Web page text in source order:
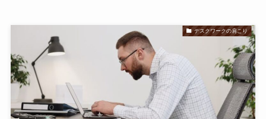
デスクワークの肩こり